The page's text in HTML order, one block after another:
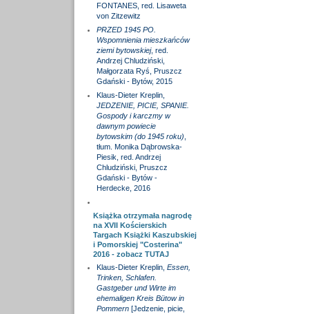
FONTANES, red. Lisaweta
von Zitzewitz
PRZED 1945 PO.
Wspomnienia mieszkańców
ziemi bytowskiej, red.
Andrzej Chludziński,
Małgorzata Ryś, Pruszcz
Gdański - Bytów, 2015
Klaus-Dieter Kreplin,
JEDZENIE, PICIE, SPANIE.
Gospody i karczmy w
dawnym powiecie
bytowskim (do 1945 roku)
tłum. Monika Dąbrowska-
Piesik, red. Andrzej
Chludziński, Pruszcz
Gdański - Bytów -
Herdecke, 2016
Książka otrzymała nagrodę
na XVII Kościerskich
Targach Książki Kaszubskiej
i Pomorskiej "Costerina"
2016 - zobacz TUTAJ
Klaus-Dieter Kreplin, Essen,
Trinken, Schlafen.
Gastgeber und Wirte im
ehemaligen Kreis Bütow in
Pommern[Jedzenie, picie,